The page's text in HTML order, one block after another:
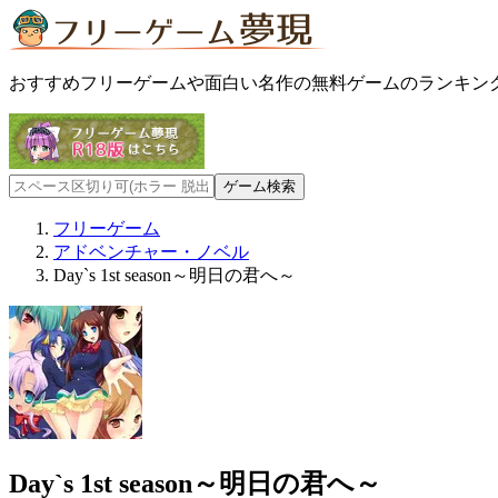
おすすめフリーゲームや面白い名作の無料ゲームのランキン
フリーゲーム
アドベンチャー・ノベル
Day`s 1st season～明日の君へ～
Day`s 1st season～明日の君へ～